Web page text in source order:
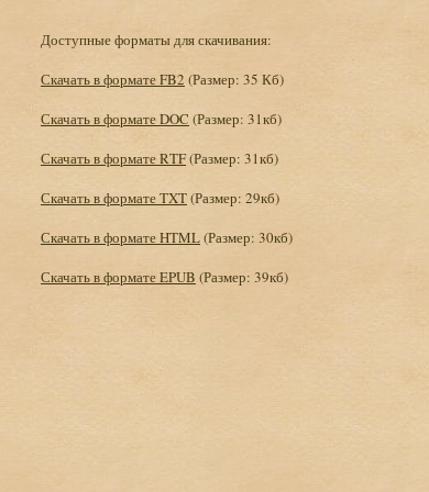
Доступные форматы для скачивания:
Скачать в формате FB2 (Размер: 35 Кб)
Скачать в формате DOC (Размер: 31кб)
Скачать в формате RTF(Размер: 31кб)
Скачать в формате TXT(Размер: 29кб)
Скачать в формате HTML(Размер: 30кб)
Скачать в формате EPUB (Размер: 39кб)